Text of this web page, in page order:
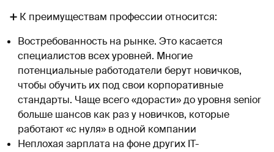
➕ К преимуществам профессии относится:
Востребованность на рынке. Это касается
специалистов всех уровней. Многие
потенциальные работодатели берут новичков,
чтобы обучить их под свои корпоративные
стандарты. Чаще всего «дорасти» до уровня senior
больше шансов как раз у новичков, которые
работают «с нуля»‎ в одной компании
Неплохая зарплата на фоне других IT-